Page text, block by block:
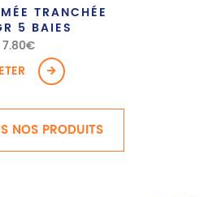
TRANCHÉE
5 BAIES
7.80€
NOS PRODUITS